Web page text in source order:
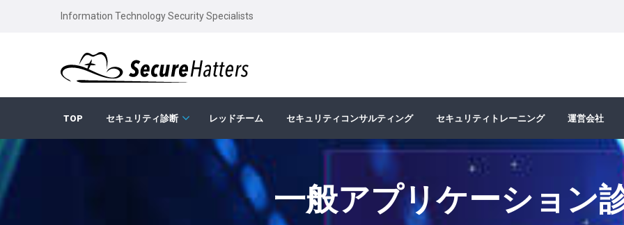
Information Technology Security Specialists
Main
navigation
TOP セキュリティ診断 レッドチーム セキュリティコンサルティング セキュリティトレーニング 運営会社
一般アプリケーション